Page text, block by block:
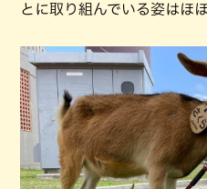
とに取り組んでいる姿はほ